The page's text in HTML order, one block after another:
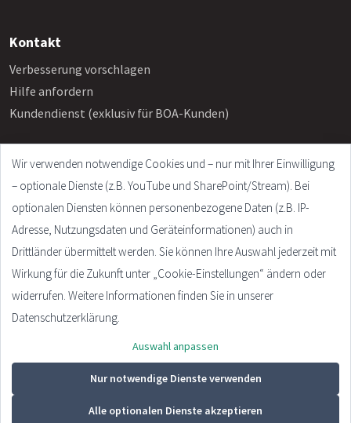
Kontakt
Verbesserung vorschlagen
Hilfe anfordern
Kundendienst (exklusiv für BOA-Kunden)
Info
Häufige Fragen
Impressum
AGB
Datenschutzerklärung
Cookie Settings
© 2026 - Plandata GmbH. All rights reserved.
Design:HTML5 UP
Wir verwenden notwendige Cookies und – nur mit Ihrer Einwilligung
– optionale Dienste (z.B. YouTube und SharePoint/Stream). Bei
optionalen Diensten können personenbezogene Daten (z.B. IP-
Adresse, Nutzungsdaten und Geräteinformationen) auch in
Drittländer übermittelt werden. Sie können Ihre Auswahl jederzeit mit
Wirkung für die Zukunft unter „Cookie-Einstellungen“ ändern oder
widerrufen. Weitere Informationen finden Sie in unserer
Datenschutzerklärung.
Auswahl anpassen
Nur notwendige Dienste verwenden
Alle optionalen Dienste akzeptieren